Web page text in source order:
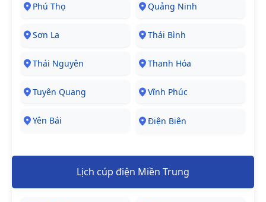
Phú Thọ Quảng Ninh
Sơn La Thái Bình
Thái Nguyên Thanh Hóa
Tuyên Quang Vĩnh Phúc
Yên Bái Điện Biên
Lịch cúp điện Miền Trung